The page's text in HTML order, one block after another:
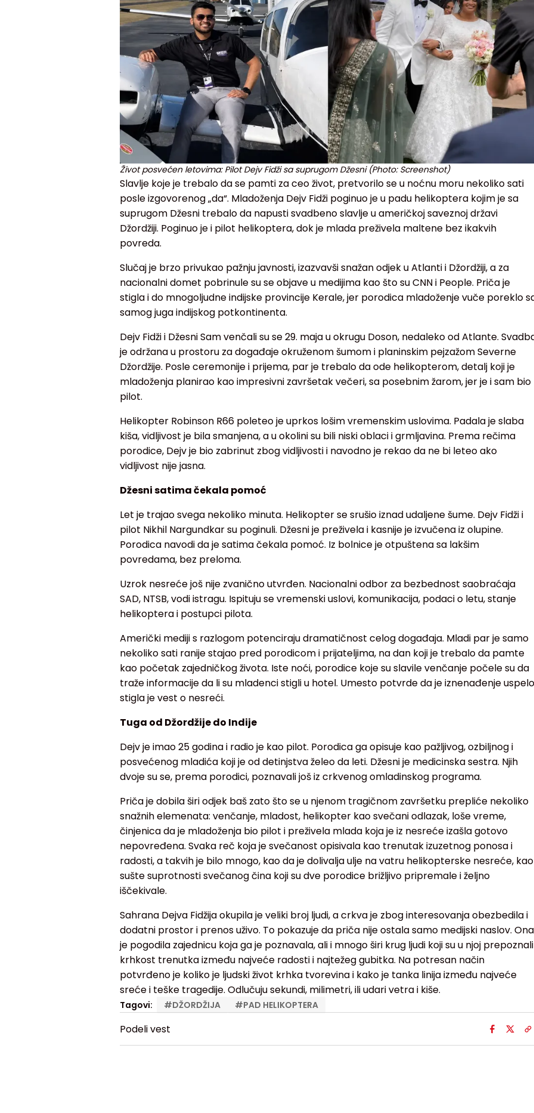
Život posvećen letovima: Pilot Dejv Fidži sa suprugom Džesni (Photo: Screenshot)
Slavlje koje je trebalo da se pamti za ceo život, pretvorilo se u noćnu moru nekoliko sati
posle izgovorenog „da“. Mladoženja Dejv Fidži poginuo je u padu helikoptera kojim je sa
suprugom Džesni trebalo da napusti svadbeno slavlje u američkoj saveznoj državi
Džordžiji. Poginuo je i pilot helikoptera, dok je mlada preživela maltene bez ikakvih
povreda.
Slučaj je brzo privukao pažnju javnosti, izazvavši snažan odjek u Atlanti i Džordžiji, a za
nacionalni domet pobrinule su se objave u medijima kao što su CNN i People. Priča je
stigla i do mnogoljudne indijske provincije Kerale, jer porodica mladoženje vuče poreklo
samog juga indijskog potkontinenta.
Dejv Fidži i Džesni Sam venčali su se 29. maja u okrugu Doson, nedaleko od Atlante.
je održana u prostoru za događaje okruženom šumom i planinskim pejzažom Severne
Džordžije. Posle ceremonije i prijema, par je trebalo da ode helikopterom, detalj koji je
mladoženja planirao kao impresivni završetak večeri, sa posebnim žarom, jer je i sam bio
pilot.
Helikopter Robinson R66 poleteo je uprkos lošim vremenskim uslovima. Padala je slaba
kiša, vidljivost je bila smanjena, a u okolini su bili niski oblaci i grmljavina. Prema rečima
porodice, Dejv je bio zabrinut zbog vidljivosti i navodno je rekao da ne bi leteo ako
vidljivost nije jasna.
Džesni satima čekala pomoć
Let je trajao svega nekoliko minuta. Helikopter se srušio iznad udaljene šume. Dejv Fidži i
pilot Nikhil Nargundkar su poginuli. Džesni je preživela i kasnije je izvučena iz olupine.
Porodica navodi da je satima čekala pomoć. Iz bolnice je otpuštena sa lakšim
povredama, bez preloma.
Uzrok nesreće još nije zvanično utvrđen. Nacionalni odbor za bezbednost saobraćaja
SAD, NTSB, vodi istragu. Ispituju se vremenski uslovi, komunikacija, podaci o letu, stanje
helikoptera i postupci pilota.
Američki mediji s razlogom potenciraju dramatičnost celog događaja. Mladi par je samo
nekoliko sati ranije stajao pred porodicom i prijateljima, na dan koji je trebalo da pamte
kao početak zajedničkog života. Iste noći, porodice koje su slavile venčanje počele su da
traže informacije da li su mladenci stigli u hotel. Umesto potvrde da je iznenađenje
stigla je vest o nesreći.
Tuga od Džordžije do Indije
Dejv je imao 25 godina i radio je kao pilot. Porodica ga opisuje kao pažljivog, ozbiljnog i
posvećenog mladića koji je od detinjstva želeo da leti. Džesni je medicinska sestra. Njih
dvoje su se, prema porodici, poznavali još iz crkvenog omladinskog programa.
Priča je dobila širi odjek baš zato što se u njenom tragičnom završetku prepliće nekoliko
snažnih elemenata: venčanje, mladost, helikopter kao svečani odlazak, loše vreme,
činjenica da je mladoženja bio pilot i preživela mlada koja je iz nesreće izašla gotovo
nepovređena. Svaka reč koja je svečanost opisivala kao trenutak izuzetnog ponosa i
radosti, a takvih je bilo mnogo, kao da je dolivalja ulje na vatru helikopterske nesreće, kao
sušte suprotnosti svečanog čina koji su dve porodice brižljivo pripremale i željno
iščekivale.
Sahrana Dejva Fidžija okupila je veliki broj ljudi, a crkva je zbog interesovanja obezbedila i
dodatni prostor i prenos uživo. To pokazuje da priča nije ostala samo medijski naslov. Ona
je pogodila zajednicu koja ga je poznavala, ali i mnogo širi krug ljudi koji su u njoj prepoznali
krhkost trenutka između najveće radosti i najtežeg gubitka. Na potresan način
potvrđeno je koliko je ljudski život krhka tvorevina i kako je tanka linija između najveće
sreće i teške tragedije. Odlučuju sekundi, milimetri, ili udari vetra i kiše.
Tagovi: #DŽORDŽIJA #PAD HELIKOPTERA
Podeli vest